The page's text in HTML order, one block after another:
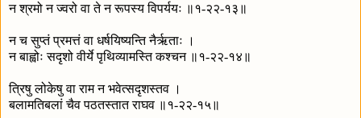
न श्रमो न ज्वरो वा ते न रूपस्य विपर्ययः ॥१-२२-१३॥
न च सुप्तं प्रमत्तं वा धर्षयिष्यन्ति नैर्ऋताः ।
न बाह्वोः सदृशो वीर्ये पृथिव्यामस्ति कश्चन ॥१-२२-१४॥
त्रिषु लोकेषु वा राम न भवेत्सदृशस्तव ।
बलामतिबलां चैव पठतस्तात राघव ॥१-२२-१५॥